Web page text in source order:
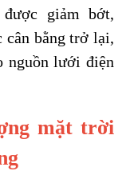
giảm bớt,
cân bằng trở lại,
nguồn lưới điện
mặt trời